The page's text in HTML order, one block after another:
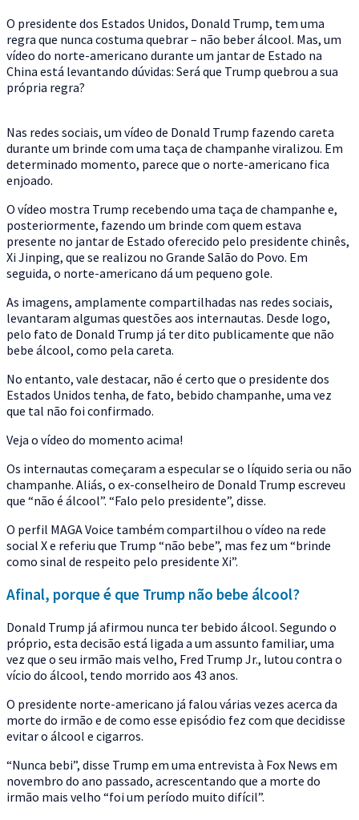
O presidente dos Estados Unidos, Donald Trump, tem uma
regra que nunca costuma quebrar – não beber álcool. Mas, um
vídeo do norte-americano durante um jantar de Estado na
China está levantando dúvidas: Será que Trump quebrou a sua
própria regra?
Nas redes sociais, um vídeo de Donald Trump fazendo careta
durante um brinde com uma taça de champanhe viralizou. Em
determinado momento, parece que o norte-americano fica
enjoado.
O vídeo mostra Trump recebendo uma taça de champanhe e,
posteriormente, fazendo um brinde com quem estava
presente no jantar de Estado oferecido pelo presidente chinês,
Xi Jinping, que se realizou no Grande Salão do Povo. Em
seguida, o norte-americano dá um pequeno gole.
As imagens, amplamente compartilhadas nas redes sociais,
levantaram algumas questões aos internautas. Desde logo,
pelo fato de Donald Trump já ter dito publicamente que não
bebe álcool, como pela careta.
No entanto, vale destacar, não é certo que o presidente dos
Estados Unidos tenha, de fato, bebido champanhe, uma vez
que tal não foi confirmado.
Veja o vídeo do momento acima!
Os internautas começaram a especular se o líquido seria ou não
champanhe. Aliás, o ex-conselheiro de Donald Trump escreveu
que “não é álcool”. “Falo pelo presidente”, disse.
O perfil MAGA Voice também compartilhou o vídeo na rede
social X e referiu que Trump “não bebe”, mas fez um “brinde
como sinal de respeito pelo presidente Xi”.
Afinal, porque é que Trump não bebe álcool?
Donald Trump já afirmou nunca ter bebido álcool. Segundo o
próprio, esta decisão está ligada a um assunto familiar, uma
vez que o seu irmão mais velho, Fred Trump Jr., lutou contra o
vício do álcool, tendo morrido aos 43 anos.
O presidente norte-americano já falou várias vezes acerca da
morte do irmão e de como esse episódio fez com que decidisse
evitar o álcool e cigarros.
“Nunca bebi”, disse Trump em uma entrevista à Fox News em
novembro do ano passado, acrescentando que a morte do
irmão mais velho “foi um período muito difícil”.